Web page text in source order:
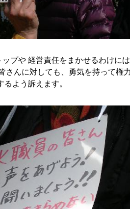
プや 経営責任をまかせるわけに
さんに対しても、勇気を持って権
よう訴えます。